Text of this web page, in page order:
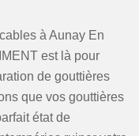
à Aunay En
est là pour
de gouttières
que vos gouttières
état de